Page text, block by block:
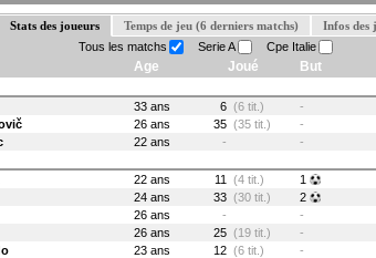
Stats des joueurs Temps de jeu (6 derniers matchs)
Infos des
Tous les matchs
Serie A Cpe Italie
Age Joué But
33 ans 6 (6 tit.) -
26 ans 35 (35 tit.) -
22 ans - -
22 ans 11 (4 tit.) 1
24 ans 33 (30 tit.) 2
26 ans - -
26 ans 25 (19 tit.) -
23 ans 12 (6 tit.) -